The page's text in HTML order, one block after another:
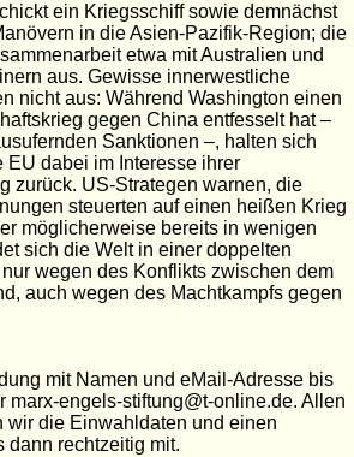
ein Kriegsschiff sowie demnächst
in die Asien-Pazifik-Region; die
etwa mit Australien und
aus. Gewisse innerwestliche
nicht aus: Während Washington einen
gegen China entfesselt hat –
Sanktionen –, halten sich
EU dabei im Interesse ihrer
zurück. US-Strategen warnen, die
steuerten auf einen heißen Krieg
möglicherweise bereits in wenigen
sich die Welt in einer doppelten
wegen des Konflikts zwischen dem
auch wegen des Machtkampfs gegen
mit Namen und eMail-Adresse bis
marx-engels-stiftung@t-online.de. Allen
wir die Einwahldaten und einen
dann rechtzeitig mit.